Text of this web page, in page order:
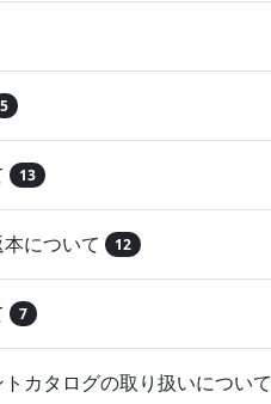
5
13
について 12
7
カタログの取り扱いについて